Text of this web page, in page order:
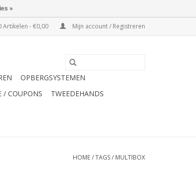
Artikelen - €0,00 Mijn account / Registreren
OPBERGSYSTEMEN
/ COUPONS
TWEEDEHANDS
HOME/TAGS/ MULTIBOX
»